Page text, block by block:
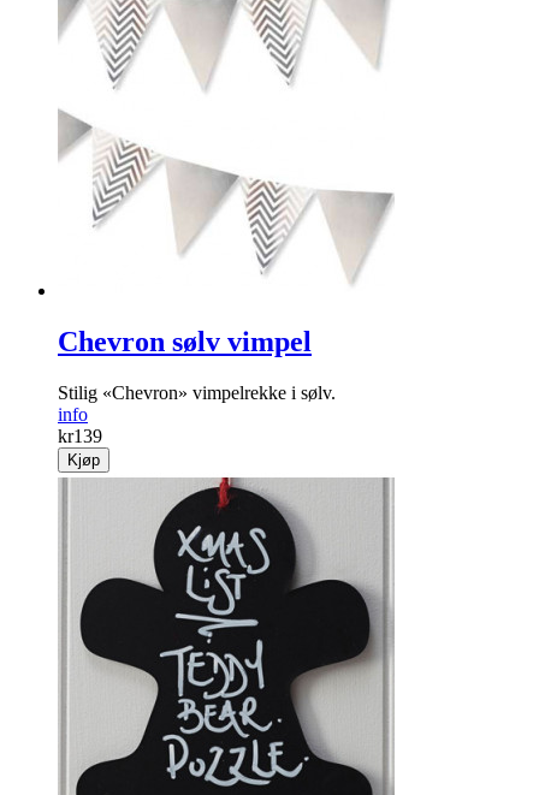
Chevron sølv vimpel
Stilig «Chevron» vimpelrekke i sølv.
info
kr139
Kjøp